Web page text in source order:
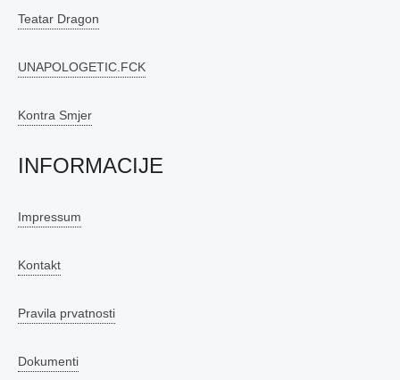
Teatar Dragon
UNAPOLOGETIC.FCK
Kontra Smjer
INFORMACIJE
Impressum
Kontakt
Pravila prvatnosti
Dokumenti